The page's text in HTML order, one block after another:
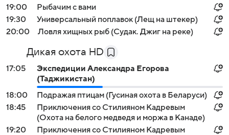
19:00
Рыбачим с вами
19:30
Универсальный поплавок (Лещ на штекер)
20:00
Ловля хищных рыб (Судак. Джиг на реке)
Дикая охота HD
17:05
Экспедиции Александра Егорова
(Таджикистан)
18:00
Подражая птицам (Гусиная охота в Беларуси)
18:45
Приключения со Стилияном Кадревым
(Охота на белого медведя и моржа в Канаде)
19:20
Приключения со Стилияном Кадревым